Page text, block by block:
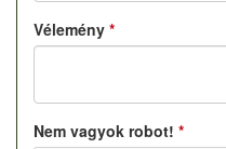
Vélemény *
Nem vagyok robot! *